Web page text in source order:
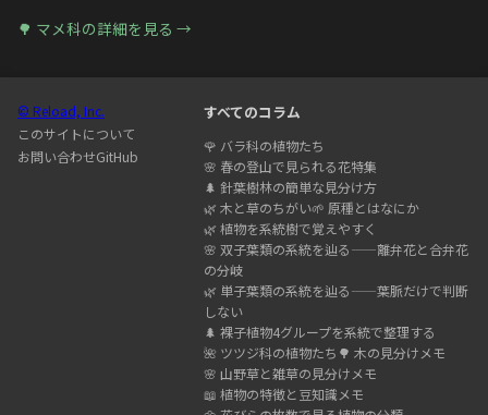
🌳 マメ科の詳細を見る →
© Reload, Inc.
このサイトについて
お問い合わせGitHub
すべてのコラム
🌹 バラ科の植物たち
🌸 春の登山で見られる花特集
🌲 針葉樹林の簡単な見分け方
🌿 木と草のちがい🌱 原種とはなにか
🌿 植物を系統樹で覚えやすく
🌸 双子葉類の系統を辿る——離弁花と合弁花
の分岐
🌿 単子葉類の系統を辿る——葉脈だけで判断
しない
🌲 裸子植物4グループを系統で整理する
🌺 ツツジ科の植物たち 🌳 木の見分けメモ
🌸 山野草と雑草の見分けメモ
📖 植物の特徴と豆知識メモ